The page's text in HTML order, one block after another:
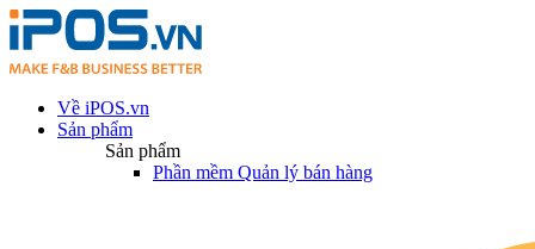
Về iPOS.vn
Sản phẩm
Sản phẩm
Phần mềm Quản lý bán hàng